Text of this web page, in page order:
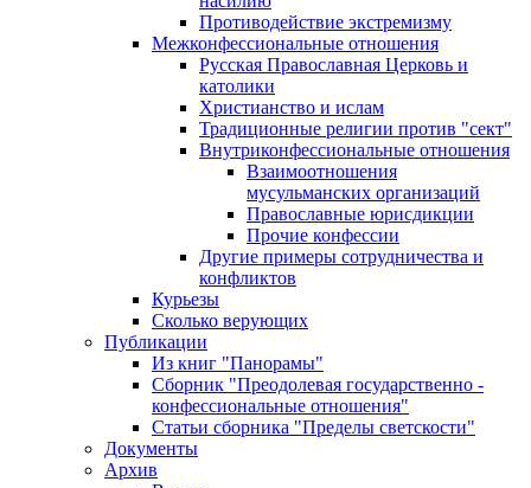
Противодействие экстремизму
Межконфессиональные отношения
Русская Православная Церковь и
католики
Христианство и ислам
Традиционные религии против "сект"
Внутриконфессиональные отношения
Взаимоотношения
мусульманских организаций
Православные юрисдикции
Прочие конфессии
Другие примеры сотрудничества и
конфликтов
Курьезы
Сколько верующих
Публикации
Из книг "Панорамы"
Сборник "Преодолевая государственно -
конфессиональные отношения"
Статьи сборника "Пределы светскости"
Документы
Архив